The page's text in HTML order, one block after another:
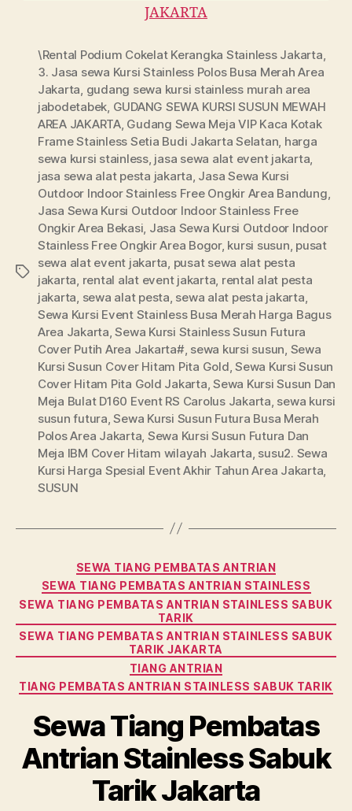
JAKARTA
Tags
\Rental Podium Cokelat Kerangka Stainless Jakarta
3. Jasa sewa Kursi Stainless Polos Busa Merah Area
Jakarta gudang sewa kursi stainless murah area
jabodetabek GUDANG SEWA KURSI SUSUN MEWAH
AREA JAKARTA, Gudang Sewa Meja VIP Kaca Kotak
Frame Stainless Setia Budi Jakarta Selatan harga
sewa kursi stainless, jasa sewa alat event jakarta
jasa sewa alat pesta jakarta Jasa Sewa Kursi
Outdoor Indoor Stainless Free Ongkir Area Bandung
Jasa Sewa Kursi Outdoor Indoor Stainless Free
Ongkir Area Bekasi Jasa Sewa Kursi Outdoor Indoor
Stainless Free Ongkir Area Bogor, kursi susun pusat
sewa alat event jakarta pusat sewa alat pesta
jakarta rental alat event jakarta rental alat pesta
jakarta sewa alat pesta sewa alat pesta jakarta
Sewa Kursi Event Stainless Busa Merah Harga Bagus
Area Jakarta ,Sewa Kursi Stainless Susun Futura
Cover Putih Area Jakarta#, sewa kursi susun Sewa
Kursi Susun Cover Hitam Pita Gold ,Sewa Kursi Susun
Cover Hitam Pita Gold Jakarta ,Sewa Kursi Susun Dan
Meja Bulat D160 Event RS Carolus Jakarta sewa kursi
susun futura ,Sewa Kursi Susun Futura Busa Merah
Polos Area Jakarta Sewa Kursi Susun Futura Dan
Meja IBM Cover Hitam wilayah Jakarta susu2. Sewa
Kursi Harga Spesial Event Akhir Tahun Area Jakarta
SUSUN
Categories
SEWA TIANG PEMBATAS ANTRIAN
SEWA TIANG PEMBATAS ANTRIAN STAINLESS
SEWA TIANG PEMBATAS ANTRIAN STAINLESS SABUK
TARIK
SEWA TIANG PEMBATAS ANTRIAN STAINLESS SABUK
TARIK JAKARTA
TIANG ANTRIAN
TIANG PEMBATAS ANTRIAN STAINLESS SABUK TARIK
Sewa Tiang Pembatas
Antrian Stainless Sabuk
Tarik Jakarta